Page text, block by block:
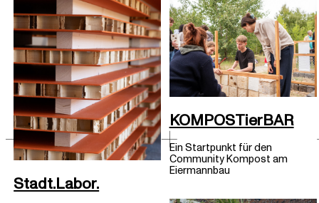
Stadt.Labor.
KOMPOSTierBAR
Ein Startpunkt für den
Community Kompost am
Eiermannbau